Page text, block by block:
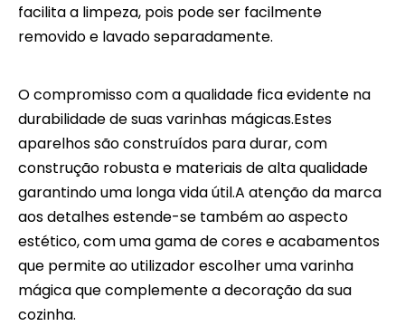
facilita a limpeza, pois pode ser facilmente
removido e lavado separadamente.
O compromisso com a qualidade fica evidente na
durabilidade de suas varinhas mágicas.Estes
aparelhos são construídos para durar, com
construção robusta e materiais de alta qualidade
garantindo uma longa vida útil.A atenção da marca
aos detalhes estende-se também ao aspecto
estético, com uma gama de cores e acabamentos
que permite ao utilizador escolher uma varinha
mágica que complemente a decoração da sua
cozinha.